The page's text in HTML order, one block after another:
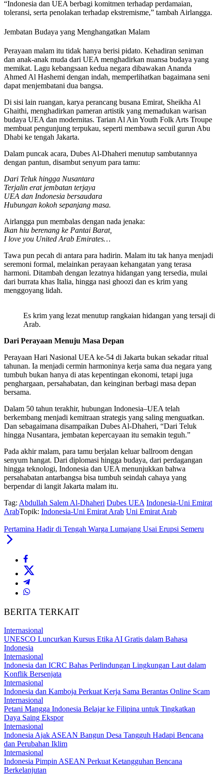
“Indonesia dan UEA berbagi komitmen terhadap perdamaian,
toleransi, serta penolakan terhadap ekstremisme,” tambah Airlangga.
Jembatan Budaya yang Menghangatkan Malam
Perayaan malam itu tidak hanya berisi pidato. Kehadiran seniman
dan anak-anak muda dari UEA menghadirkan nuansa budaya yang
memikat. Lagu kebangsaan kedua negara dibawakan Ananda
Ahmed Al Hashemi dengan indah, memperlihatkan bagaimana seni
dapat menjembatani dua bangsa.
Di sisi lain ruangan, karya perancang busana Emirat, Sheikha Al
Ghaithi, menghadirkan pameran artistik yang memadukan warisan
budaya UEA dan modernitas. Tarian Al Ain Youth Folk Arts Troupe
membuat pengunjung terpukau, seperti membawa secuil gurun Abu
Dhabi ke tengah Jakarta.
Dalam puncak acara, Dubes Al-Dhaheri menutup sambutannya
dengan pantun, disambut senyum para tamu:
Dari Teluk hingga Nusantara
Terjalin erat jembatan terjaya
UEA dan Indonesia bersaudara
Hubungan kokoh sepanjang masa.
Airlangga pun membalas dengan nada jenaka:
Ikan hiu berenang ke Pantai Barat,
I love you United Arab Emirates…
Tawa pun pecah di antara para hadirin. Malam itu tak hanya menjadi
seremoni formal, melainkan perayaan kehangatan yang terasa
harmoni. Ditambah dengan lezatnya hidangan yang tersedia, mulai
dari burrata khas Italia, hingga nasi ghoozi dan es krim yang
menggoyang lidah.
Es krim yang lezat menutup rangkaian hidangan yang tersaji
Arab.
Dari Perayaan Menuju Masa Depan
Perayaan Hari Nasional UEA ke-54 di Jakarta bukan sekadar ritual
tahunan. Ia menjadi cermin harmoninya kerja sama dua negara yang
tumbuh bukan hanya di atas kepentingan ekonomi, tetapi juga
penghargaan, persahabatan, dan keinginan berbagi masa depan
bersama.
Dalam 50 tahun terakhir, hubungan Indonesia–UEA telah
berkembang menjadi kemitraan strategis yang saling menguatkan.
Dan sebagaimana disampaikan Dubes Al-Dhaheri, “Dari Teluk
hingga Nusantara, jembatan kepercayaan itu semakin teguh.”
Pada akhir malam, para tamu berjalan keluar ballroom dengan
senyum hangat. Dari diplomasi hingga budaya, dari perdagangan
hingga teknologi, Indonesia dan UEA menunjukkan bahwa
persahabatan antarbangsa bisa tumbuh seindah cahaya yang
berpendar di langit Jakarta malam itu.
Tag: Abdullah Salem Al-Dhaheri Dubes UEA Indonesia-Uni Emirat
ArabTopik: Indonesia-Uni Emirat Arab Uni Emirat Arab
Pertamina Hadir di Tengah Warga Lumajang Usai Erupsi Semeru
BERITA TERKAIT
Internasional
UNESCO Luncurkan Kursus Etika AI Gratis dalam Bahasa
Indonesia
Internasional
Indonesia dan ICRC Bahas Perlindungan Lingkungan Laut dalam
Konflik Bersenjata
Internasional
Indonesia dan Kamboja Perkuat Kerja Sama Berantas Online Scam
Internasional
Petani Mangga Indonesia Belajar ke Filipina untuk Tingkatkan
Daya Saing Ekspor
Internasional
Indonesia Ajak ASEAN Bangun Desa Tangguh Hadapi Bencana
dan Perubahan Iklim
Internasional
Indonesia Pimpin ASEAN Perkuat Ketangguhan Bencana
Berkelanjutan